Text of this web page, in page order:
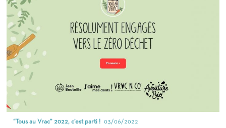
“Tous au Vrac” 2022, c’est parti ! 03/06/2022